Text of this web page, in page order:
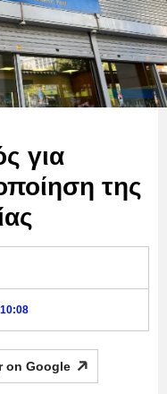
για
της
on Google